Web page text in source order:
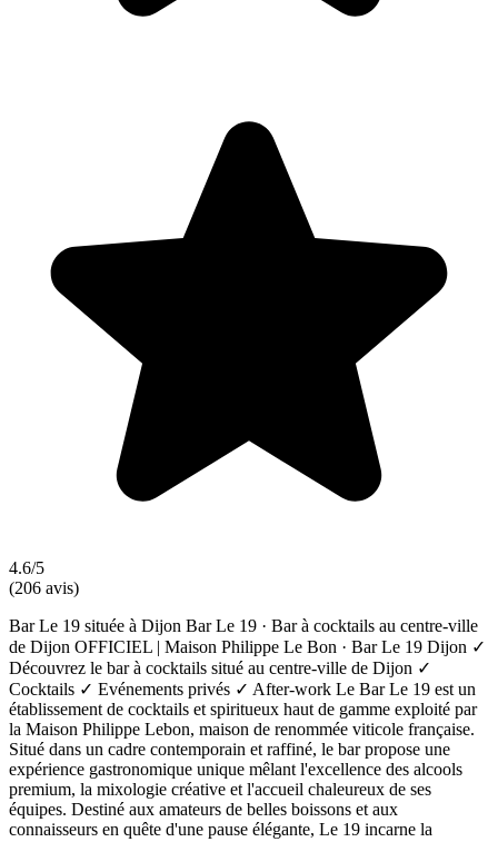
4.6/5
(206 avis)
Bar Le 19 située à Dijon Bar Le 19 · Bar à cocktails au centre-ville
de Dijon OFFICIEL | Maison Philippe Le Bon · Bar Le 19 Dijon ✓
Découvrez le bar à cocktails situé au centre-ville de Dijon ✓
Cocktails ✓ Evénements privés ✓ After-work Le Bar Le 19 est un
établissement de cocktails et spiritueux haut de gamme exploité par
la Maison Philippe Lebon, maison de renommée viticole française.
Situé dans un cadre contemporain et raffiné, le bar propose une
expérience gastronomique unique mêlant l'excellence des alcools
premium, la mixologie créative et l'accueil chaleureux de ses
équipes. Destiné aux amateurs de belles boissons et aux
connaisseurs en quête d'une pause élégante, Le 19 incarne la